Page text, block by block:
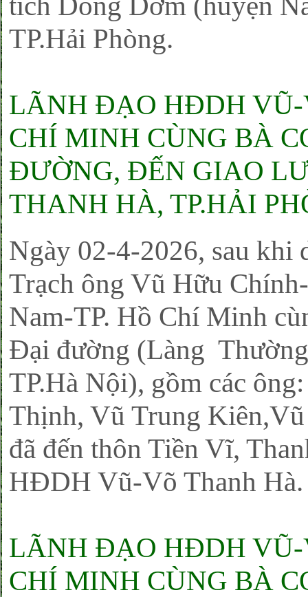
TP.Hải Phòng.
LÃNH ĐẠO HĐDH VŨ-
CHÍ MINH CÙNG BÀ
ĐƯỜNG, ĐẾN GIAO
THANH HÀ, TP.HẢI
Ngày 02-4-2026, sau khi
Trạch ông Vũ Hữu
Nam-TP. Hồ Chí Minh
Đại đường (Làng
TP.Hà Nội), gồm các
Thịnh, Vũ Trung
đã đến thôn Tiền Vĩ,
HĐDH Vũ-Võ Thanh
LÃNH ĐẠO HĐDH VŨ-
CHÍ MINH CÙNG BÀ